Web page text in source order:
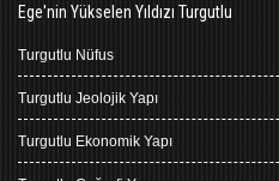
Ege'nin Yükselen Yıldızı Turgutlu
Turgutlu Nüfus
Turgutlu Jeolojik Yapı
Turgutlu Ekonomik Yapı